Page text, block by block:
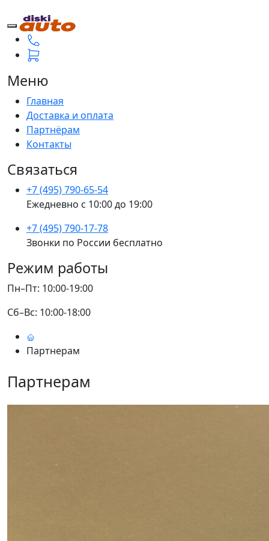
Меню
Главная
Доставка и оплата
Партнёрам
Контакты
Связаться
+7 (495) 790-65-54
Ежедневно с 10:00 до 19:00
+7 (495) 790-17-78
Звонки по России бесплатно
Режим работы
Пн–Пт: 10:00-19:00
Сб–Вс: 10:00-18:00
Партнерам
Партнерам